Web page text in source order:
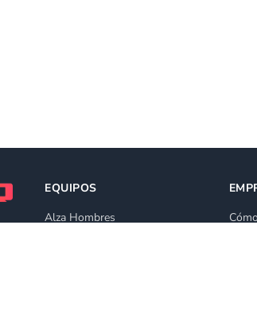
EQUIPOS
Alza Hombres